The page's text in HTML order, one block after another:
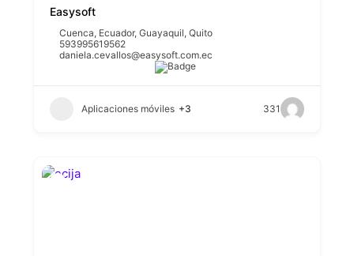
Easysoft
Cuenca, Ecuador,Guayaquil,Quito
593995619562
daniela.cevallos@easysoft.com.ec
Aplicaciones móviles +3 331